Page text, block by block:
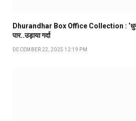
Dhurandhar Box Office Collection :
पार..उड़ाया गर्दा
DECEMBER 22, 2025 12:19 PM